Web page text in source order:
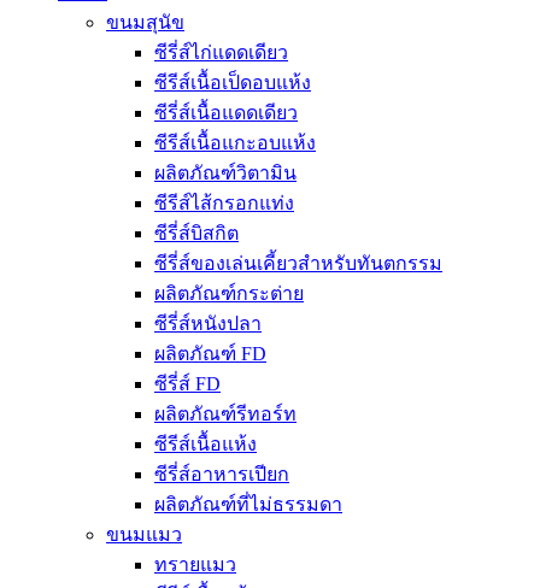
ขนมสุนัข
ซีรี่ส์ไก่แดดเดียว
ซีรีส์เนื้อเป็ดอบแห้ง
ซีรี่ส์เนื้อแดดเดียว
ซีรีส์เนื้อแกะอบแห้ง
ผลิตภัณฑ์วิตามิน
ซีรีส์ไส้กรอกแท่ง
ซีรี่ส์บิสกิต
ซีรี่ส์ของเล่นเคี้ยวสำหรับทันตกรรม
ผลิตภัณฑ์กระต่าย
ซีรี่ส์หนังปลา
ผลิตภัณฑ์ FD
ซีรี่ส์ FD
ผลิตภัณฑ์รีทอร์ท
ซีรีส์เนื้อแห้ง
ซีรี่ส์อาหารเปียก
ผลิตภัณฑ์ที่ไม่ธรรมดา
ขนมแมว
ทรายแมว